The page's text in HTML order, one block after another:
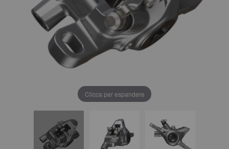
Clicca per espandere